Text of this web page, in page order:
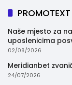
PROMOTEXT
Naše mjesto za
uposlenicima
trenutak
02/08/2026
Meridianbet
24/07/2026